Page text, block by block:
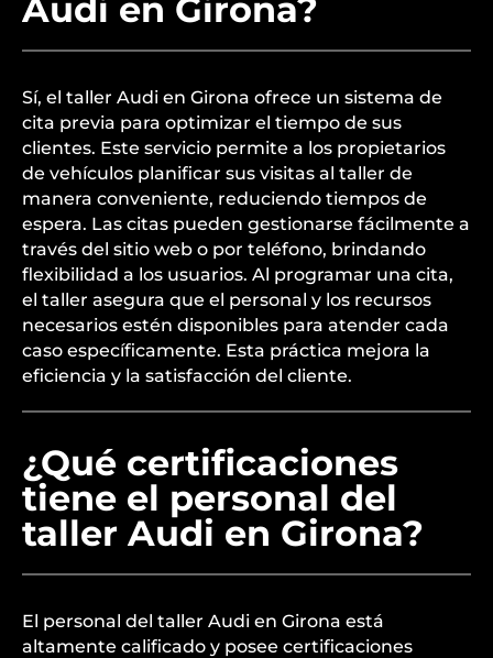
Audi en Girona?
Sí, el taller Audi en Girona ofrece un sistema de
cita previa para optimizar el tiempo de sus
clientes. Este servicio permite a los propietarios
de vehículos planificar sus visitas al taller de
manera conveniente, reduciendo tiempos de
espera. Las citas pueden gestionarse fácilmente a
través del sitio web o por teléfono, brindando
flexibilidad a los usuarios. Al programar una cita,
el taller asegura que el personal y los recursos
necesarios estén disponibles para atender cada
caso específicamente. Esta práctica mejora la
eficiencia y la satisfacción del cliente.
¿Qué certificaciones
tiene el personal del
taller Audi en Girona?
El personal del taller Audi en Girona está
altamente calificado y posee certificaciones